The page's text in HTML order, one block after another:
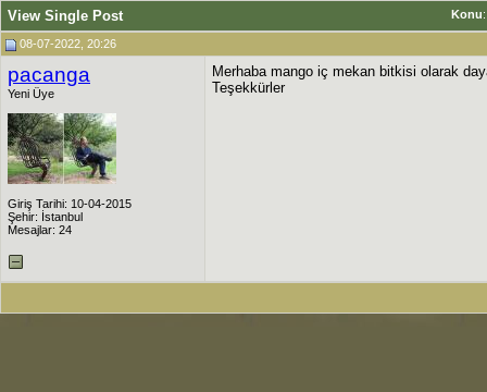
Konu
View Single Post
08-07-2022, 20:26
pacanga
Yeni Üye
Giriş Tarihi: 10-04-2015
Şehir: İstanbul
Mesajlar: 24
Merhaba mango iç mekan bitkisi olarak
Teşekkürler